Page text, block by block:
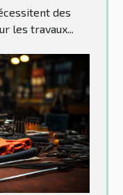
des
les travaux...